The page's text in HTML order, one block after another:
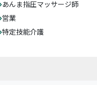
あんま指圧マッサージ師
営業
特定技能介護